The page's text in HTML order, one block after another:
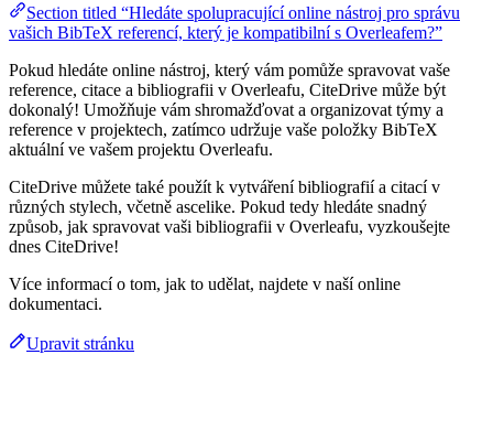
Section titled “Hledáte spolupracující online nástroj pro správu
vašich BibTeX referencí, který je kompatibilní s Overleafem?”
Pokud hledáte online nástroj, který vám pomůže spravovat vaše
reference, citace a bibliografii v Overleafu, CiteDrive může být
dokonalý! Umožňuje vám shromažďovat a organizovat týmy a
reference v projektech, zatímco udržuje vaše položky BibTeX
aktuální ve vašem projektu Overleafu.
CiteDrive můžete také použít k vytváření bibliografií a citací v
různých stylech, včetně ascelike. Pokud tedy hledáte snadný
způsob, jak spravovat vaši bibliografii v Overleafu, vyzkoušejte
dnes CiteDrive!
Více informací o tom, jak to udělat, najdete v naší online
dokumentaci.
Upravit stránku